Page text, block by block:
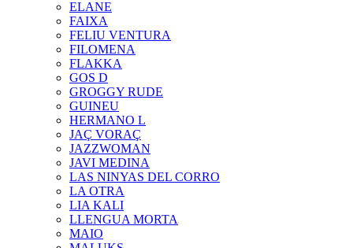
ELANE
FAIXA
FELIU VENTURA
FILOMENA
FLAKKA
GOS D
GROGGY RUDE
GUINEU
HERMANO L
JAÇ VORAÇ
JAZZWOMAN
JAVI MEDINA
LAS NINYAS DEL CORRO
LA OTRA
LIA KALI
LLENGUA MORTA
MAIO